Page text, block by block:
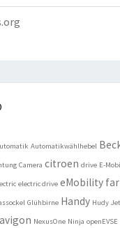
Automatikwählhebel
Camera citroen drive E-
electric drive eMobility
Glühbirne Handy Hudy Jet
NexusOne Ninja openEVSE